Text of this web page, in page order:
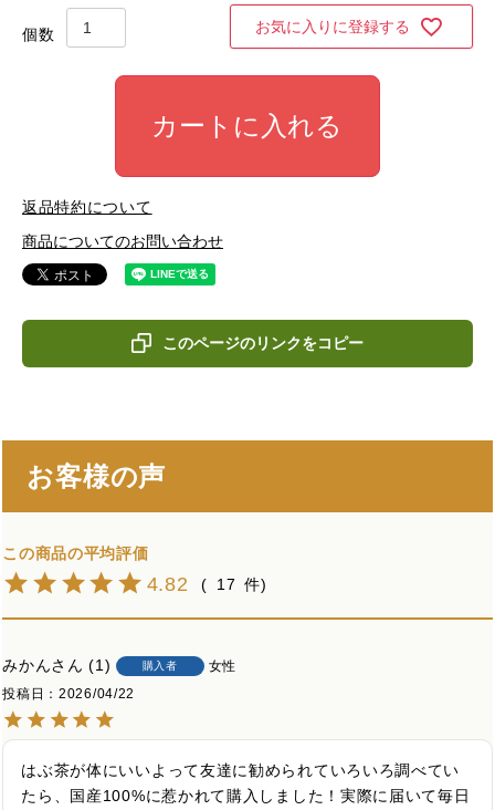
お気に入りに登録する
カートに入れる
返品特約について
商品についてのお問い合わせ
このページのリンクをコピー
お客様の声
4.82 17
みかん 1 購入者
女性
投稿日
2026/04/22
はぶ茶が体にいいよって友達に勧められていろいろ調べてい
たら、国産100%に惹かれて購入しました！実際に届いて毎日